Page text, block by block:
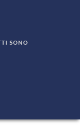
SONO